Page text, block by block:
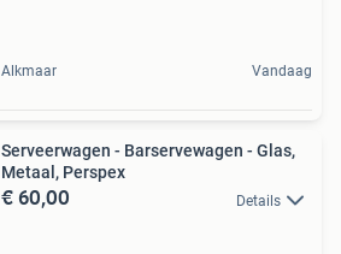
Alkmaar Vandaag
Serveerwagen - Barservewagen - Glas,
Metaal, Perspex
€ 60,00 Details